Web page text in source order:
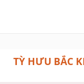
TỲ HƯU BẮC